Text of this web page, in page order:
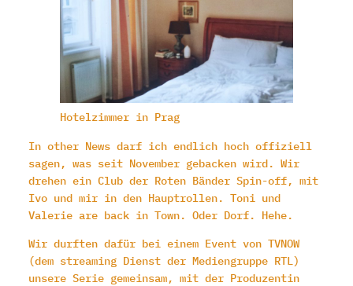
Hotelzimmer in Prag
In other News darf ich endlich hoch offiziell
sagen, was seit November gebacken wird. Wir
drehen ein Club der Roten Bänder Spin-off, mit
Ivo und mir in den Hauptrollen. Toni und
Valerie are back in Town. Oder Dorf. Hehe.
Wir durften dafür bei einem Event von TVNOW
(dem streaming Dienst der Mediengruppe RTL)
unsere Serie gemeinsam, mit der Produzentin